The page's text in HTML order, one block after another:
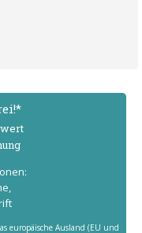
europäische Ausland (EU und